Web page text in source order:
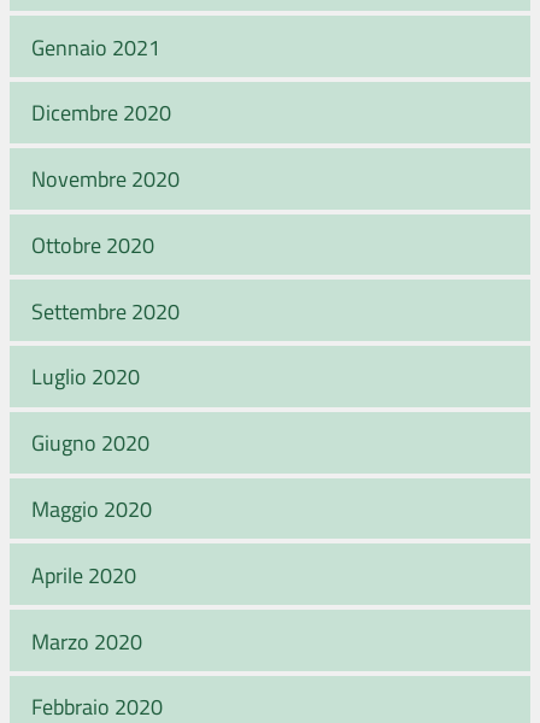
Gennaio 2021
Dicembre 2020
Novembre 2020
Ottobre 2020
Settembre 2020
Luglio 2020
Giugno 2020
Maggio 2020
Aprile 2020
Marzo 2020
Febbraio 2020